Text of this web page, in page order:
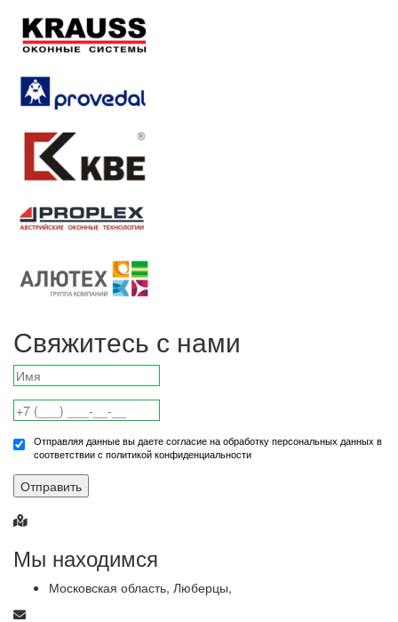
Свяжитесь с нами
Отправляя данные вы даете согласие на обработку персональных данных в
соответствии с политикой конфиденциальности
Отправить
Мы находимся
Московская область, Люберцы,